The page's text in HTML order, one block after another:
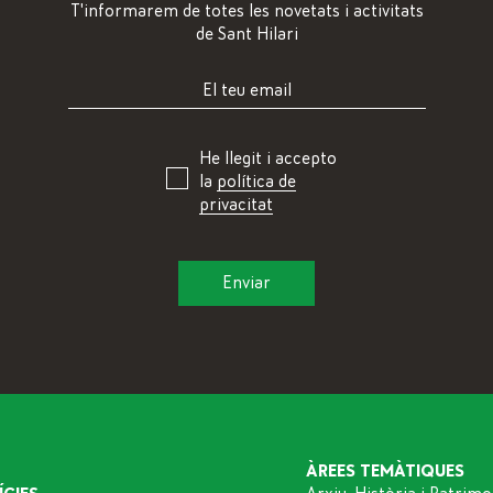
T'informarem de totes les novetats i activitats
de Sant Hilari
He llegit i accepto
la política de
privacitat
ÀREES TEMÀTIQUES